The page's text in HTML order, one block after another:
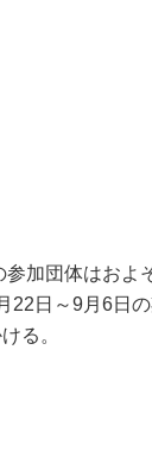
加団体はおよ
22日～9月6日
る。